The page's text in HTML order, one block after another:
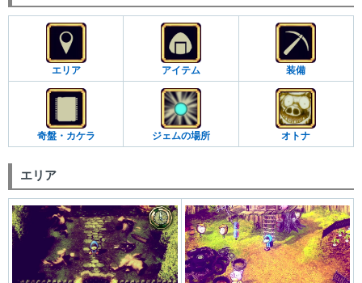
エリア アイテム 装備
奇盤・カケラ ジェムの場所 オトナ
エリア